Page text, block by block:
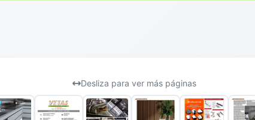
Desliza para ver más páginas